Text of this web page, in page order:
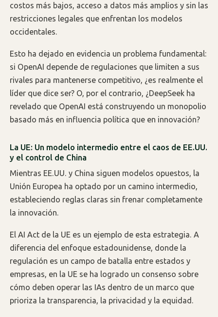
costos más bajos, acceso a datos más amplios y sin las
restricciones legales que enfrentan los modelos
occidentales.
Esto ha dejado en evidencia un problema fundamental:
si OpenAI depende de regulaciones que limiten a sus
rivales para mantenerse competitivo, ¿es realmente el
líder que dice ser? O, por el contrario, ¿DeepSeek ha
revelado que OpenAI está construyendo un monopolio
basado más en influencia política que en innovación?
La UE: Un modelo intermedio entre el caos de EE.UU.
y el control de China
Mientras EE.UU. y China siguen modelos opuestos, la
Unión Europea ha optado por un camino intermedio,
estableciendo reglas claras sin frenar completamente
la innovación.
El AI Act de la UE es un ejemplo de esta estrategia. A
diferencia del enfoque estadounidense, donde la
regulación es un campo de batalla entre estados y
empresas, en la UE se ha logrado un consenso sobre
cómo deben operar las IAs dentro de un marco que
prioriza la transparencia, la privacidad y la equidad.